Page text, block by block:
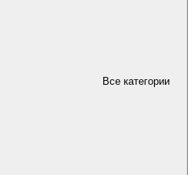
Все категории